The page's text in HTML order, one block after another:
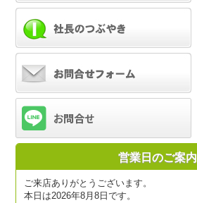
営業日のご案内
ご来店ありがとうございます。
本日は2026年8月8日です。